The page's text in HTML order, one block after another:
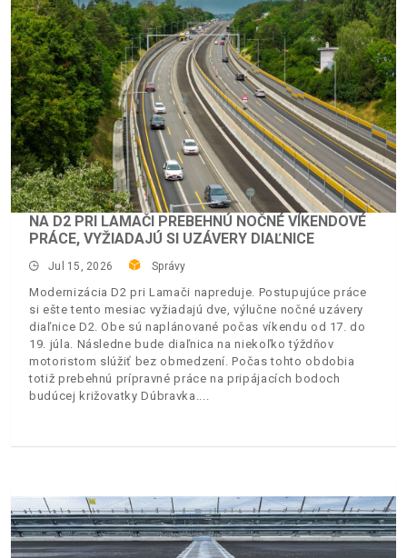
NA D2 PRI LAMAČI PREBEHNÚ NOČNÉ VÍKENDOVÉ
PRÁCE, VYŽIADAJÚ SI UZÁVERY DIAĽNICE
Jul 15, 2026 Správy
Modernizácia D2 pri Lamači napreduje. Postupujúce práce
si ešte tento mesiac vyžiadajú dve, výlučne nočné uzávery
diaľnice D2. Obe sú naplánované počas víkendu od 17. do
19. júla. Následne bude diaľnica na niekoľko týždňov
motoristom slúžiť bez obmedzení. Počas tohto obdobia
totiž prebehnú prípravné práce na pripájacích bodoch
budúcej križovatky Dúbravka.